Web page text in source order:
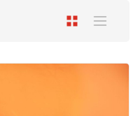
Xem
dưới
Lưới